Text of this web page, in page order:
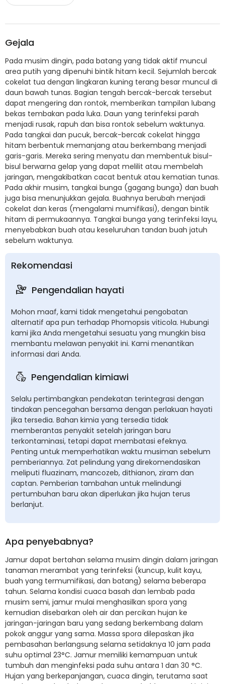
Gejala
Pada musim dingin, pada batang yang tidak aktif muncul
area putih yang dipenuhi bintik hitam kecil. Sejumlah bercak
cokelat tua dengan lingkaran kuning terang besar muncul di
daun bawah tunas. Bagian tengah bercak-bercak tersebut
dapat mengering dan rontok, memberikan tampilan lubang
bekas tembakan pada luka. Daun yang terinfeksi parah
menjadi rusak, rapuh dan bisa rontok sebelum waktunya.
Pada tangkai dan pucuk, bercak-bercak cokelat hingga
hitam berbentuk memanjang atau berkembang menjadi
garis-garis. Mereka sering menyatu dan membentuk bisul-
bisul berwarna gelap yang dapat melilit atau membelah
jaringan, mengakibatkan cacat bentuk atau kematian tunas.
Pada akhir musim, tangkai bunga (gagang bunga) dan buah
juga bisa menunjukkan gejala. Buahnya berubah menjadi
cokelat dan keras (mengalami mumifikasi), dengan bintik
hitam di permukaannya. Tangkai bunga yang terinfeksi layu,
menyebabkan buah atau keseluruhan tandan buah jatuh
sebelum waktunya.
Rekomendasi
Pengendalian hayati
Mohon maaf, kami tidak mengetahui pengobatan
alternatif apa pun terhadap Phomopsis viticola. Hubungi
kami jika Anda mengetahui sesuatu yang mungkin bisa
membantu melawan penyakit ini. Kami menantikan
informasi dari Anda.
Pengendalian kimiawi
Selalu pertimbangkan pendekatan terintegrasi dengan
tindakan pencegahan bersama dengan perlakuan hayati
jika tersedia. Bahan kimia yang tersedia tidak
memberantas penyakit setelah jaringan baru
terkontaminasi, tetapi dapat membatasi efeknya.
Penting untuk memperhatikan waktu musiman sebelum
pemberiannya. Zat pelindung yang direkomendasikan
meliputi fluazinam, mancozeb, dithianon, ziram dan
captan. Pemberian tambahan untuk melindungi
pertumbuhan baru akan diperlukan jika hujan terus
berlanjut.
Apa penyebabnya?
Jamur dapat bertahan selama musim dingin dalam jaringan
tanaman merambat yang terinfeksi (kuncup, kulit kayu,
buah yang termumifikasi, dan batang) selama beberapa
tahun. Selama kondisi cuaca basah dan lembab pada
musim semi, jamur mulai menghasilkan spora yang
kemudian disebarkan oleh air dan percikan hujan ke
jaringan-jaringan baru yang sedang berkembang dalam
pokok anggur yang sama. Massa spora dilepaskan jika
pembasahan berlangsung selama setidaknya 10 jam pada
suhu optimal 23°C. Jamur memiliki kemampuan untuk
tumbuh dan menginfeksi pada suhu antara 1 dan 30 °C.
Hujan yang berkepanjangan, cuaca dingin, terutama saat